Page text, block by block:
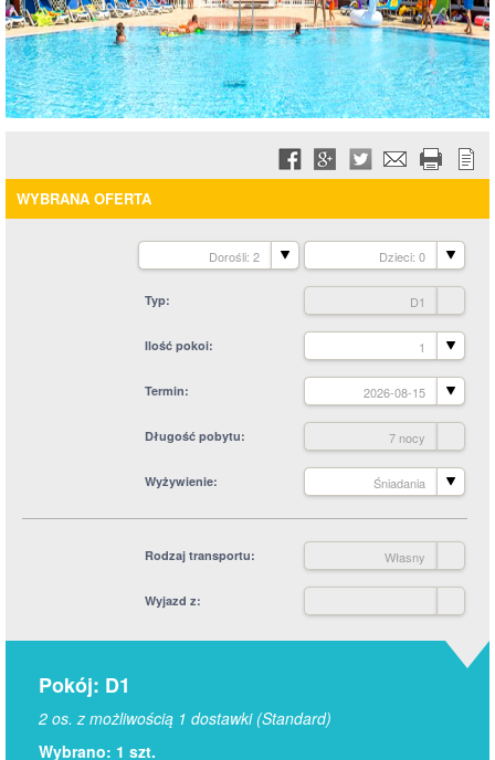
WYBRANA OFERTA
Dorośli: 2 Dzieci: 0
Typ D1
Ilość pokoi 1
Termin 2026-08-15
Długość pobytu 7 nocy
Wyżywienie Śniadania
Rodzaj transportu Własny
Wyjazd z
Pokój: D1
2 os. z możliwością 1 dostawki (Standard)
Wybrano: 1 szt.